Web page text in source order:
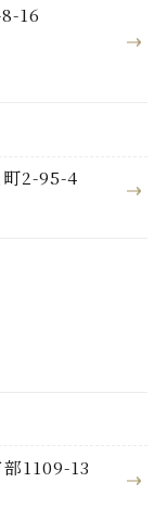
16
2-95-4
1109-13